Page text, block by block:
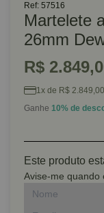
Ref: 57516
Martelete
26mm
R$
1x de R$
Ganhe 10% de
Este produto
Avise-me quando